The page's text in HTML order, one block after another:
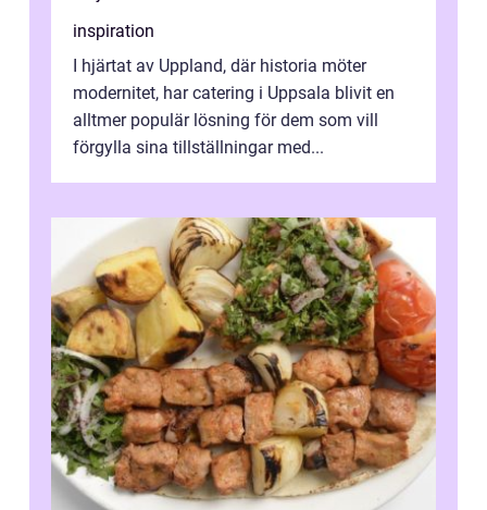
inspiration
I hjärtat av Uppland, där historia möter
modernitet, har catering i Uppsala blivit en
alltmer populär lösning för dem som vill
förgylla sina tillställningar med...